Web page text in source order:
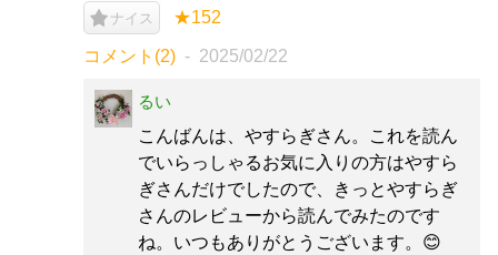
ナイス ★152
コメント(2) 2025/02/22
るい
こんばんは、やすらぎさん。これを読ん
でいらっしゃるお気に入りの方はやすら
ぎさんだけでしたので、きっとやすらぎ
さんのレビューから読んでみたのです
ね。いつもありがとうございます。😊